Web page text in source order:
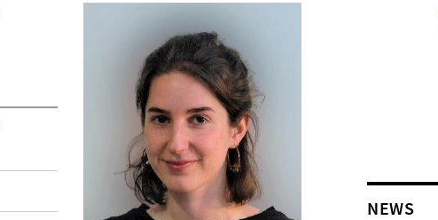
NEWS